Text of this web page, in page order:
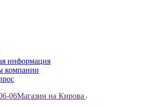
информация
компании
06Магазин на Кирова